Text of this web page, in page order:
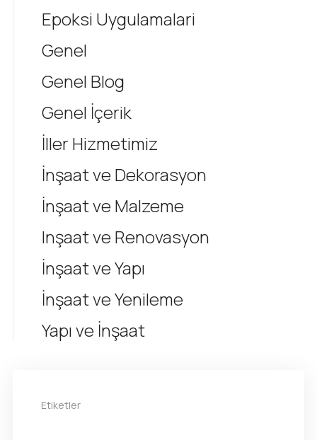
Epoksi Uygulamalari
Genel
Genel Blog
Genel İçerik
İller Hizmetimiz
İnşaat ve Dekorasyon
İnşaat ve Malzeme
Inşaat ve Renovasyon
İnşaat ve Yapı
İnşaat ve Yenileme
Yapı ve İnşaat
Etiketler